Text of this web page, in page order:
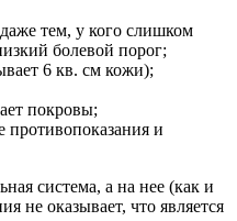
тем, у кого слишком
болевой порог;
6 кв. см кожи);
покровы;
противопоказания и
система, а на нее (как и
не оказывает, что является